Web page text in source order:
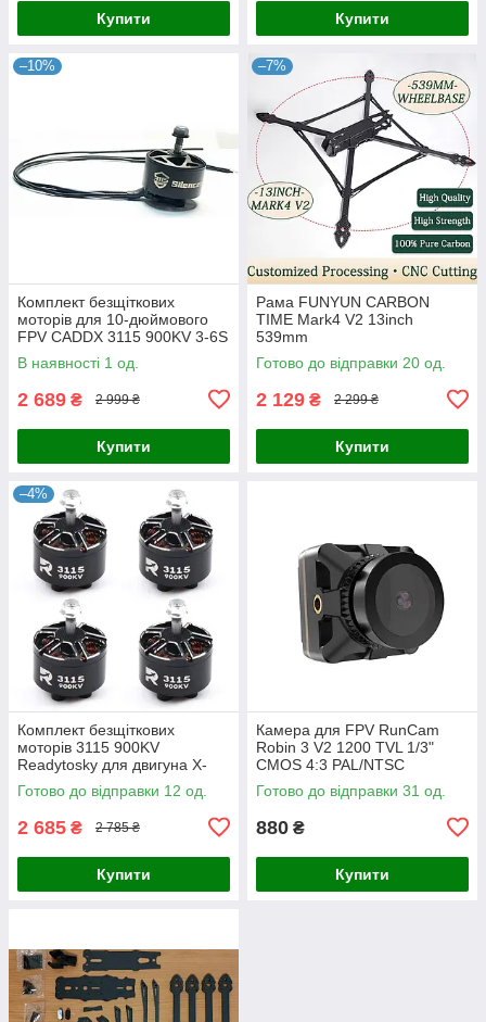
Купити Купити
–10%
Комплект безщіткових
моторів для 10-дюймового
FPV CADDX 3115 900KV 3-6S
В наявності 1 од.
2 689 ₴ 2 999 ₴
Купити
–7%
Рама FUNYUN CARBON
TIME Mark4 V2 13inch
539mm
Готово до відправки 20 од.
2 129 ₴ 2 299 ₴
Купити
–4%
Комплект безщіткових
моторів 3115 900KV
Readytosky для двигуна X-
Class Fpv дрону (R36-4)
Готово до відправки 12 од.
2 685 ₴ 2 785 ₴
Купити
Камера для FPV RunCam
Robin 3 V2 1200 TVL 1/3"
CMOS 4:3 PAL/NTSC
Готово до відправки 31 од.
880 ₴
Купити